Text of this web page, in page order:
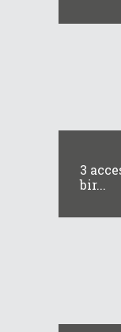
3
bir...